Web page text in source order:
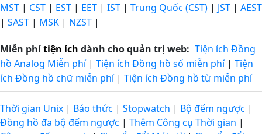
MST | CST | EST | EET | IST | Trung Quốc (CST) | JST | AEST
| SAST | MSK | NZST |
Miễn phítiện ích dành cho quản trị web: Tiện ích Đồng
hồ Analog Miễn phí| Tiện ích Đồng hồ số miễn phí| Tiện
ích Đồng hồ chữ miễn phí| Tiện ích Đồng hồ từ miễn phí
Thời gian Unix | Báo thức | Stopwatch | Bộ đếm ngược |
Đồng hồ đa bộ đếm ngược | Thêm Công cụ Thời gian |